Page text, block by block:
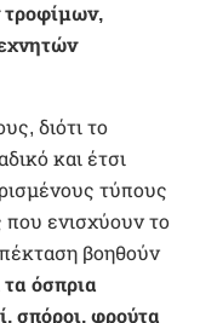
τροφίμων,
διότι το
και έτσι
τύπους
που ενισχύουν το
βοηθούν
τα όσπρια
σπόροι, φρούτα